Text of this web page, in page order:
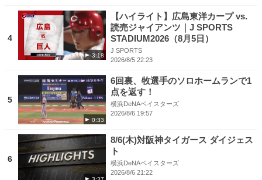
4
3:18
【ハイライト】広島東洋カープ vs.
読売ジャイアンツ｜J SPORTS
STADIUM2026（8月5日）
J SPORTS
2026/8/5 22:23
5
0:33
6回裏、牧選手のソロホームランで1
点を返す！
横浜DeNAベイスターズ
2026/8/6 19:57
6
8/6(木)対阪神タイガース ダイジェス
ト
横浜DeNAベイスターズ
2026/8/6 21:22